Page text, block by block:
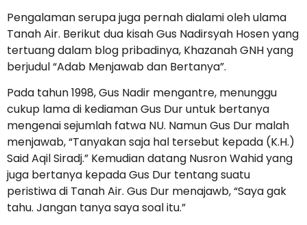
Pengalaman serupa juga pernah dialami oleh ulama
Tanah Air. Berikut dua kisah Gus Nadirsyah Hosen yang
tertuang dalam blog pribadinya, Khazanah GNH yang
berjudul “Adab Menjawab dan Bertanya”.
Pada tahun 1998, Gus Nadir mengantre, menunggu
cukup lama di kediaman Gus Dur untuk bertanya
mengenai sejumlah fatwa NU. Namun Gus Dur malah
menjawab, “Tanyakan saja hal tersebut kepada (K.H.)
Said Aqil Siradj.” Kemudian datang Nusron Wahid yang
juga bertanya kepada Gus Dur tentang suatu
peristiwa di Tanah Air. Gus Dur menajawb, “Saya gak
tahu. Jangan tanya saya soal itu.”